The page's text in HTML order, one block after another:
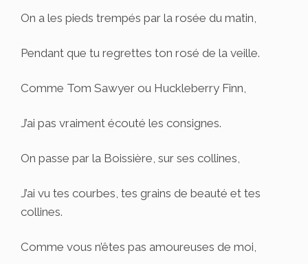
On a les pieds trempés par la rosée du matin,
Pendant que tu regrettes ton rosé de la veille.
Comme Tom Sawyer ou Huckleberry Finn,
J’ai pas vraiment écouté les consignes.
On passe par la Boissière, sur ses collines,
J’ai vu tes courbes, tes grains de beauté et tes
collines.
Comme vous n’êtes pas amoureuses de moi,